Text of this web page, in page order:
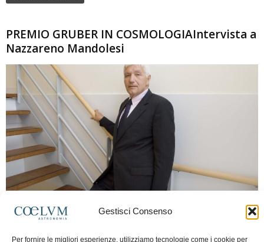
Gestisci Consenso
Per fornire le migliori esperienze, utilizziamo tecnologie come i cookie per
PREMIO GRUBER IN COSMOLOGIAIntervista a
Nazzareno Mandolesi
Frida Paolella - 16 Giugno 2026 0
spaziale europea e della missione Planck. Il dialogo ripercorre i principali